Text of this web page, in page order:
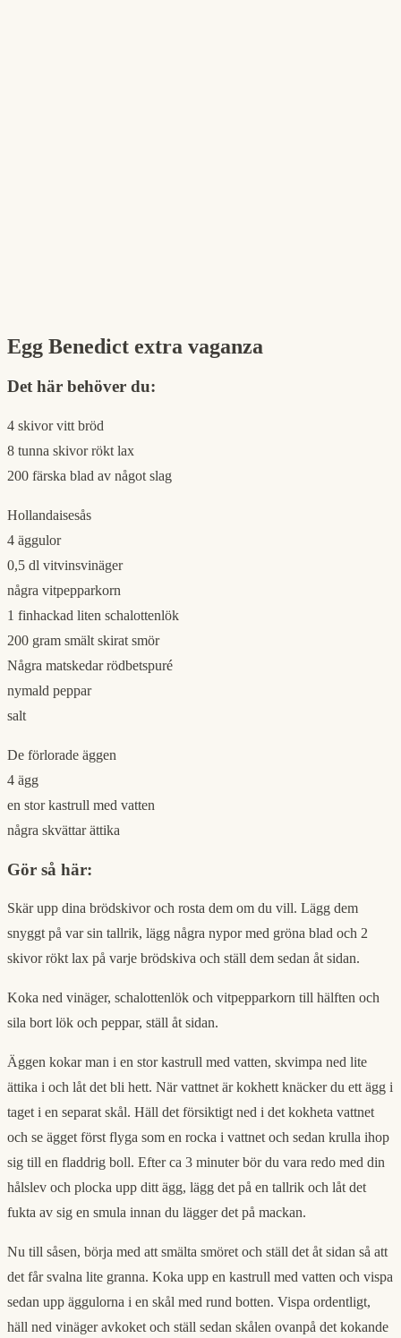
Egg Benedict extra vaganza
Det här behöver du:
4 skivor vitt bröd
8 tunna skivor rökt lax
200 färska blad av något slag
Hollandaisesås
4 äggulor
0,5 dl vitvinsvinäger
några vitpepparkorn
1 finhackad liten schalottenlök
200 gram smält skirat smör
Några matskedar rödbetspuré
nymald peppar
salt
De förlorade äggen
4 ägg
en stor kastrull med vatten
några skvättar ättika
Gör så här:
Skär upp dina brödskivor och rosta dem om du vill. Lägg dem
snyggt på var sin tallrik, lägg några nypor med gröna blad och 2
skivor rökt lax på varje brödskiva och ställ dem sedan åt sidan.
Koka ned vinäger, schalottenlök och vitpepparkorn till hälften och
sila bort lök och peppar, ställ åt sidan.
Äggen kokar man i en stor kastrull med vatten, skvimpa ned lite
ättika i och låt det bli hett. När vattnet är kokhett knäcker du ett ägg i
taget i en separat skål. Häll det försiktigt ned i det kokheta vattnet
och se ägget först flyga som en rocka i vattnet och sedan krulla ihop
sig till en fladdrig boll. Efter ca 3 minuter bör du vara redo med din
hålslev och plocka upp ditt ägg, lägg det på en tallrik och låt det
fukta av sig en smula innan du lägger det på mackan.
Nu till såsen, börja med att smälta smöret och ställ det åt sidan så att
det får svalna lite granna. Koka upp en kastrull med vatten och vispa
sedan upp äggulorna i en skål med rund botten. Vispa ordentligt,
häll ned vinäger avkoket och ställ sedan skålen ovanpå det kokande